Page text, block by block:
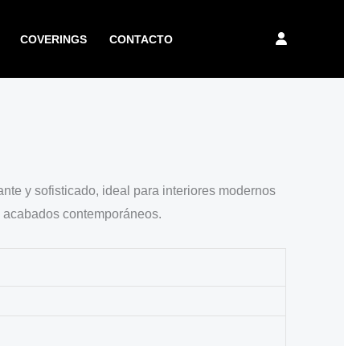
COVERINGS CONTACTO
y sofisticado, ideal para interiores modernos
contemporáneos.